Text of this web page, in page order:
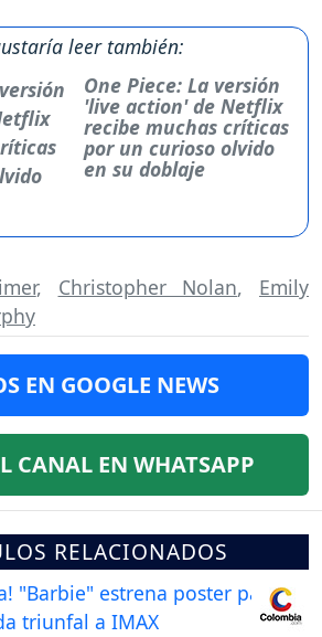
leer también:
One Piece: La versión
'live action' de Netflix
recibe muchas críticas
por un curioso olvido
en su doblaje
, Christopher Nolan, Emily
EN GOOGLE NEWS
CANAL EN WHATSAPP
RELACIONADOS